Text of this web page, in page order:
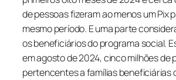
de pessoas fizeram ao menos um Pix
mesmo período. E uma parte
os beneficiários do programa social.
em agosto de 2024, cinco milhões de
pertencentes a famílias beneficiárias